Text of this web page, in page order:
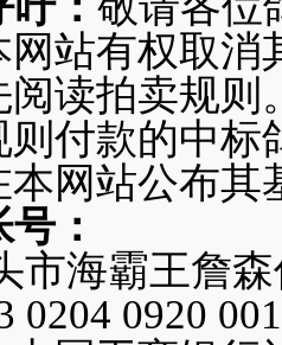
站有权取消
读拍卖规则
则付款的中
本网站公布其
：
市海霸王詹
0204 0920